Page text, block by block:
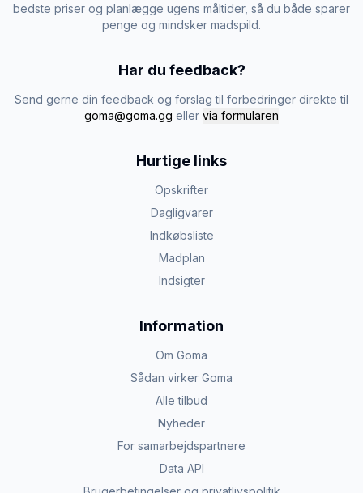
bedste priser og planlægge ugens måltider, så du både sparer
penge og mindsker madspild.
Har du feedback?
Send gerne din feedback og forslag til forbedringer direkte til
goma@goma.gg eller via formularen
Hurtige links
Opskrifter
Dagligvarer
Indkøbsliste
Madplan
Indsigter
Information
Om Goma
Sådan virker Goma
Alle tilbud
Nyheder
For samarbejdspartnere
Data API